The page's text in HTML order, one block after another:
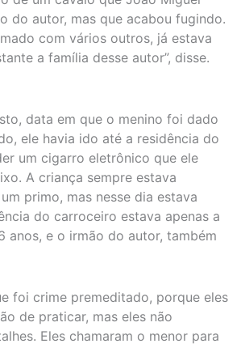
do autor, mas que acabou fugindo.
com vários outros, já estava
a família desse autor”, disse.
data em que o menino foi dado
ele havia ido até a residência do
um cigarro eletrônico que ele
A criança sempre estava
primo, mas nesse dia estava
do carroceiro estava apenas a
anos, e o irmão do autor, também
foi crime premeditado, porque eles
de praticar, mas eles não
Eles chamaram o menor para